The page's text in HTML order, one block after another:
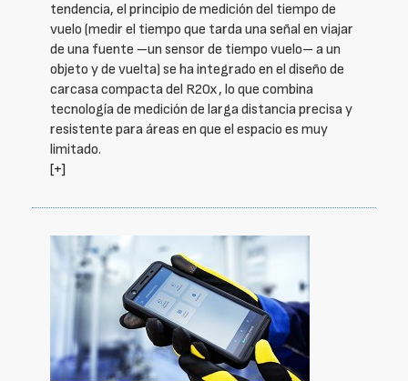
tendencia, el principio de medición del tiempo de
vuelo (medir el tiempo que tarda una señal en viajar
de una fuente –un sensor de tiempo vuelo– a un
objeto y de vuelta) se ha integrado en el diseño de
carcasa compacta del R20x, lo que combina
tecnología de medición de larga distancia precisa y
resistente para áreas en que el espacio es muy
limitado.
[+]